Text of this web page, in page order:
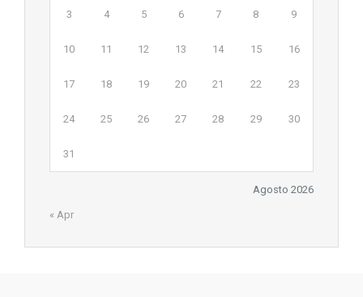
Agosto 2026
3 4 5 6 7 8 9
10 11 12 13 14 15 16
17 18 19 20 21 22 23
24 25 26 27 28 29 30
31
« Apr